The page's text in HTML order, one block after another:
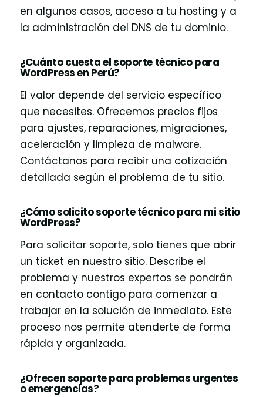
en algunos casos, acceso a tu hosting y a
la administración del DNS de tu dominio.
¿Cuánto cuesta el soporte técnico para
WordPress en Perú?
El valor depende del servicio específico
que necesites. Ofrecemos precios fijos
para ajustes, reparaciones, migraciones,
aceleración y limpieza de malware.
Contáctanos para recibir una cotización
detallada según el problema de tu sitio.
¿Cómo solicito soporte técnico para mi sitio
WordPress?
Para solicitar soporte, solo tienes que abrir
un ticket en nuestro sitio. Describe el
problema y nuestros expertos se pondrán
en contacto contigo para comenzar a
trabajar en la solución de inmediato. Este
proceso nos permite atenderte de forma
rápida y organizada.
¿Ofrecen soporte para problemas urgentes
o emergencias?